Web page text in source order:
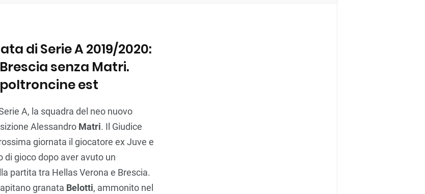
di Serie A 2019/2020:
senza Matri.
est
A, la squadra del neo nuovo
Alessandro Matri. Il Giudice
giornata il giocatore ex Juve e
gioco dopo aver avuto un
partita tra Hellas Verona e Brescia.
granata Belotti, ammonito nel